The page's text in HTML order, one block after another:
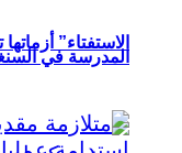
الاستفتاء” أزماتها
المدرسة في